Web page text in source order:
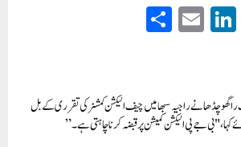
T
wi
r
Li
nk
In
E
m
چڈھا نے راجیہ سبھا میں چیف الیکشن کمشنر کی تقرری کے بل
"بی جے پی الیکشن کمیشن پر قبضہ کرنا چاہتی ہے۔”